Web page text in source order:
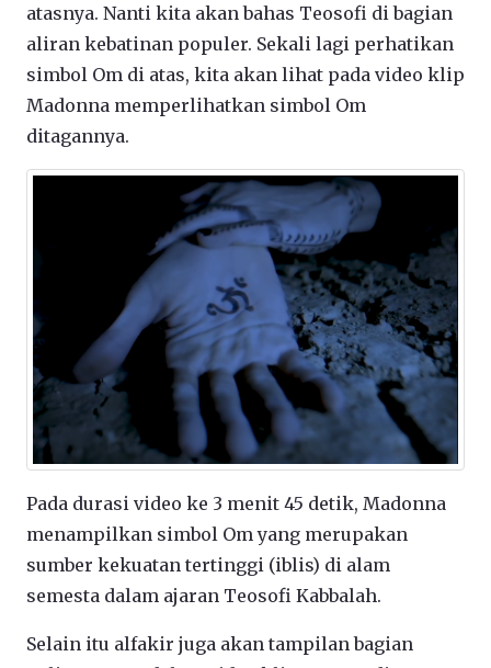
atasnya. Nanti kita akan bahas Teosofi di bagian
aliran kebatinan populer. Sekali lagi perhatikan
simbol Om di atas, kita akan lihat pada video klip
Madonna memperlihatkan simbol Om
ditagannya.
Pada durasi video ke 3 menit 45 detik, Madonna
menampilkan simbol Om yang merupakan
sumber kekuatan tertinggi (iblis) di alam
semesta dalam ajaran Teosofi Kabbalah.
Selain itu alfakir juga akan tampilan bagian